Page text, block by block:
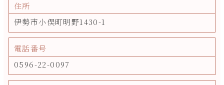
住所
伊勢市小俣町明野1430-1
電話番号
0596-22-0097